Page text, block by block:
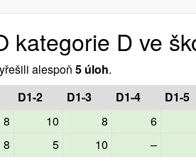
kategorie D ve
alespoň 5 úloh.
D1-2 D1-3 D1-4 D1-5
8 10 8 6
8 5 10 –